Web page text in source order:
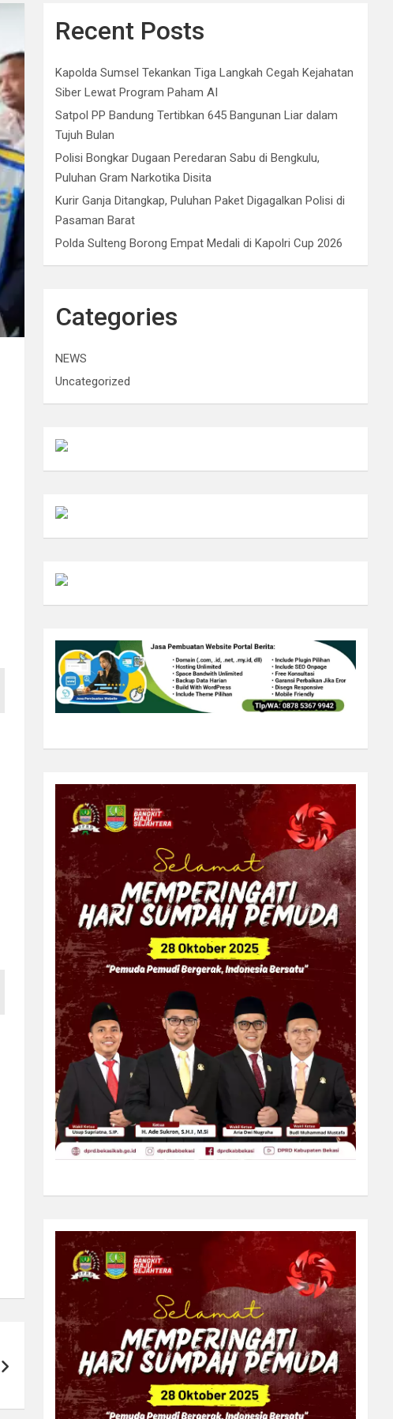
Recent Posts
Kapolda Sumsel Tekankan Tiga Langkah Cegah Kejahatan
Siber Lewat Program Paham AI
Satpol PP Bandung Tertibkan 645 Bangunan Liar dalam
Tujuh Bulan
Polisi Bongkar Dugaan Peredaran Sabu di Bengkulu,
Puluhan Gram Narkotika Disita
Kurir Ganja Ditangkap, Puluhan Paket Digagalkan Polisi di
Pasaman Barat
Polda Sulteng Borong Empat Medali di Kapolri Cup 2026
Categories
NEWS
Uncategorized